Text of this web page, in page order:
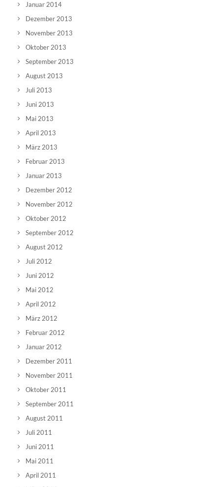
Januar 2014
Dezember 2013
November 2013
Oktober 2013
September 2013
August 2013
Juli 2013
Juni 2013
Mai 2013
April 2013
März 2013
Februar 2013
Januar 2013
Dezember 2012
November 2012
Oktober 2012
September 2012
August 2012
Juli 2012
Juni 2012
Mai 2012
April 2012
März 2012
Februar 2012
Januar 2012
Dezember 2011
November 2011
Oktober 2011
September 2011
August 2011
Juli 2011
Juni 2011
Mai 2011
April 2011